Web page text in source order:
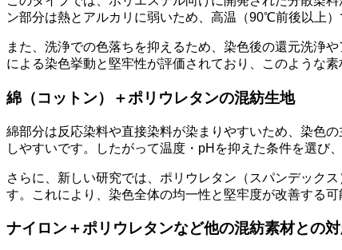
ン部分は熱とアルカリに弱いため、高温（90℃前後以上
また、洗浄での色落ちを抑えるため、染色後の還元洗浄
による染色挙動と堅牢性が評価されており、このような
綿（コットン）＋ポリウレタンの混紡生地
綿部分は反応染料や直接染料が染まりやすいため、染色
しやすいです。したがって温度・pHを抑えた条件を選び
さらに、新しい研究では、ポリウレタン（スパンデック
す。これにより、染色全体の均一性と堅牢度が改善する可
ナイロン＋ポリウレタンなど他の混紡素材との